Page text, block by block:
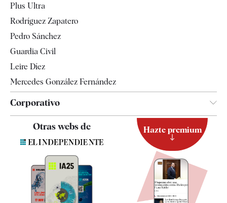
Televisión
Plus Ultra
Rodríguez Zapatero
Pedro Sánchez
Guardia Civil
Leire Díez
Mercedes González Fernández
Corporativo
Contacto
Quiénes somos
Especificaciones
Otras webs de Hazte premium